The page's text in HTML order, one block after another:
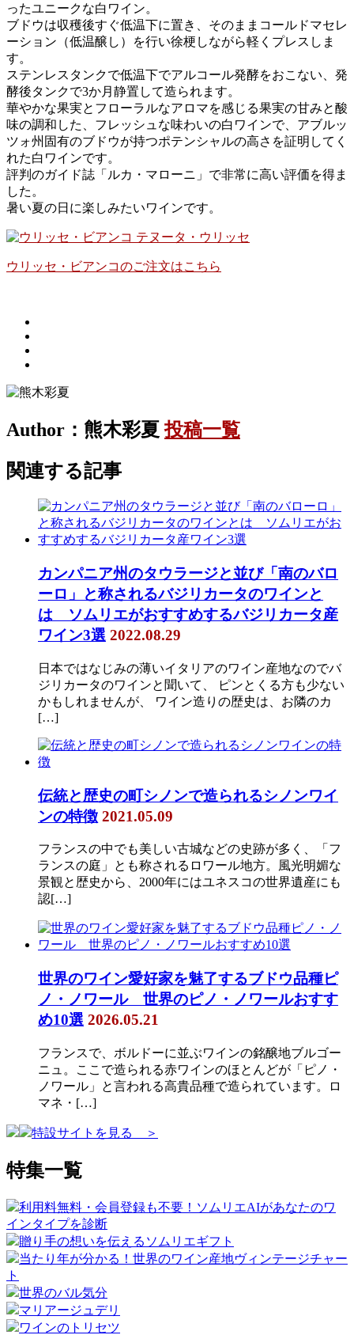
ったユニークな白ワイン。
ブドウは収穫後すぐ低温下に置き、そのままコールドマセレ
ーション（低温醸し）を行い徐梗しながら軽くプレスしま
す。
ステンレスタンクで低温下でアルコール発酵をおこない、発
酵後タンクで3か月静置して造られます。
華やかな果実とフローラルなアロマを感じる果実の甘みと酸
味の調和した、フレッシュな味わいの白ワインで、アブルッ
ツォ州固有のブドウが持つポテンシャルの高さを証明してく
れた白ワインです。
評判のガイド誌「ルカ・マローニ」で非常に高い評価を得ま
した。
暑い夏の日に楽しみたいワインです。
ウリッセ・ビアンコのご注文はこちら
Author：熊木彩夏投稿一覧
関連する記事
カンパニア州のタウラージと並び「南のバロ
ーロ」と称されるバジリカータのワインと
は ソムリエがおすすめするバジリカータ産
ワイン3選 2022.08.29
日本ではなじみの薄いイタリアのワイン産地なのでバ
ジリカータのワインと聞いて、 ピンとくる方も少ない
かもしれませんが、 ワイン造りの歴史は、お隣のカ
[…]
伝統と歴史の町シノンで造られるシノンワイ
ンの特徴 2021.05.09
フランスの中でも美しい古城などの史跡が多く、「フ
ランスの庭」とも称されるロワール地方。風光明媚な
景観と歴史から、2000年にはユネスコの世界遺産にも
認[…]
世界のワイン愛好家を魅了するブドウ品種ピ
ノ・ノワール 世界のピノ・ノワールおすす
め10選 2026.05.21
フランスで、ボルドーに並ぶワインの銘醸地ブルゴー
ニュ。ここで造られる赤ワインのほとんどが「ピノ・
ノワール」と言われる高貴品種で造られています。ロ
マネ・[…]
特設サイトを見る ＞
特集一覧
利用料無料・会員登録も不要！ソムリエAIがあなたのワ
インタイプを診断
贈り手の想いを伝えるソムリエギフト
当たり年が分かる！世界のワイン産地ヴィンテージチャー
ト
世界のバル気分
マリアージュデリ
ワインのトリセツ